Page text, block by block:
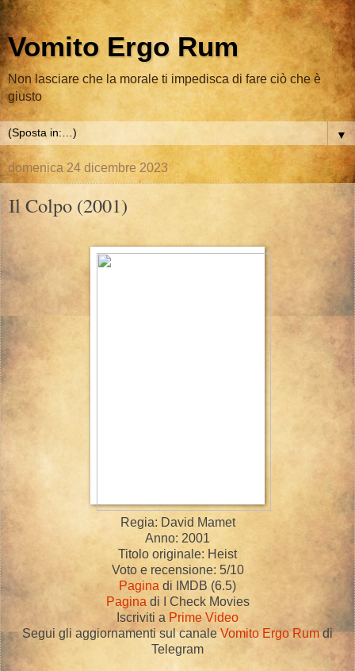
Vomito Ergo Rum
Non lasciare che la morale ti impedisca di fare ciò che è
giusto
▼
domenica 24 dicembre 2023
Il Colpo (2001)
Regia: David Mamet
Anno: 2001
Titolo originale: Heist
Voto e recensione: 5/10
Pagina di IMDB (6.5)
Pagina di I Check Movies
Iscriviti a Prime Video
Segui gli aggiornamenti sul canale Vomito Ergo Rumdi
Telegram